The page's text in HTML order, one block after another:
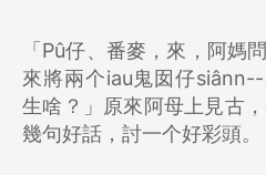
「Pû仔、番麥，來，阿
來將兩个iau鬼囡仔
生啥？」原來阿母上見古
幾句好話，討一个好彩頭。